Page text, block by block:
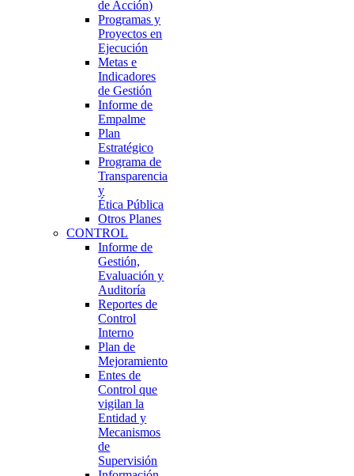
de Acción)
Programas y
Proyectos en
Ejecución
Metas e
Indicadores
de Gestión
Informe de
Empalme
Plan
Estratégico
Programa de
Transparencia
y
Ética Pública
Otros Planes
CONTROL
Informe de
Gestión,
Evaluación y
Auditoría
Reportes de
Control
Interno
Plan de
Mejoramiento
Entes de
Control que
vigilan la
Entidad y
Mecanismos
de
Supervisión